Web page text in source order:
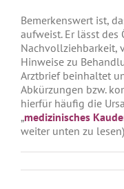
Bemerkenswert ist,
aufweist. Er lässt
Nachvollziehbarkeit,
Hinweise zu
Arztbrief beinhaltet
Abkürzungen bzw.
hierfür häufig die
„medizinisches
weiter unten zu